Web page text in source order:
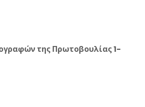
της Πρωτοβουλίας 1-